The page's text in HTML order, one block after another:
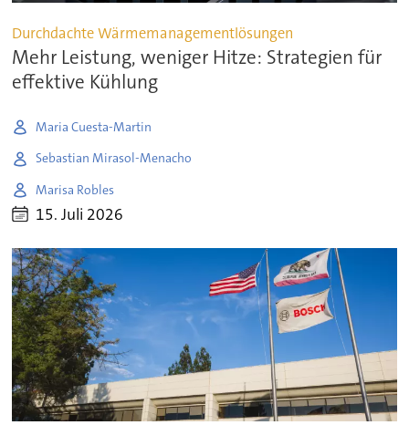
Durchdachte Wärmemanagementlösungen
Mehr Leistung, weniger Hitze: Strategien für
effektive Kühlung
Maria Cuesta-Martin
Sebastian Mirasol-Menacho
Marisa Robles
15. Juli 2026